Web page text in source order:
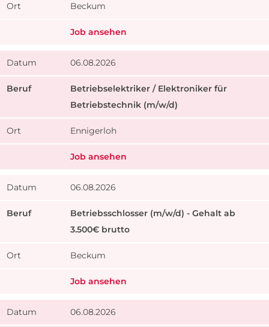
Beckum
Job ansehen
06.08.2026
Betriebselektriker / Elektroniker für
Betriebstechnik (m/w/d)
Ennigerloh
Job ansehen
06.08.2026
Betriebsschlosser (m/w/d) - Gehalt ab
3.500€ brutto
Beckum
Job ansehen
06.08.2026